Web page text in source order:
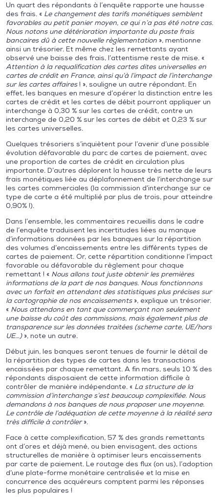
Un quart des répondants à l’enquête rapporte une hausse
des frais. « Le changement des tarifs monétiques semblent
favorables au petit panier moyen, ce qui n’a pas été notre cas.
Nous notons une détérioration importante du poste frais
bancaires dû à cette nouvelle règlementation », mentionne
ainsi un trésorier. Et même chez les remettants ayant
observé une baisse des frais, l’attentisme reste de mise. «
Attention à la requalification des cartes dites universelles en
cartes de crédit en France, ainsi qu’à l’impact de l’interchange
sur les cartes affaires! », souligne un autre répondant. En
effet, les banques en mesure d’opérer la distinction entre les
cartes de crédit et les cartes de débit pourront appliquer un
interchange à 0,30 % sur les cartes de crédit, contre un
interchange de 0,20 % sur les cartes de débit et 0,23 % sur
les cartes universelles.
Quelques trésoriers s’inquiètent pour l’avenir d’une possible
évolution défavorable du parc de cartes de paiement, avec
une proportion de cartes de crédit en circulation plus
importante. D’autres déplorent la hausse très nette de leurs
frais monétiques liée au déplafonnement de l’interchange sur
les cartes commerciales (la commission d’interchange sur ce
type de carte a été multiplié par plus de trois, pour atteindre
0,90% !).
Dans l’ensemble, les commentaires recueillis dans le cadre
de l’enquête traduisent les incertitudes liées au manque
d’informations données par les banques sur la répartition
des volumes d’encaissements entre les différents types de
cartes de paiement. Or, cette répartition conditionne l’impact
favorable ou défavorable du règlement pour chaque
remettant ! « Nous allons tout juste obtenir les premières
informations de la part de nos banques. Nous fonctionnons
avec un forfait en attendant des statistiques plus précises sur
la cartographie de nos encaissements», explique un trésorier.
« Nous attendons en tant que commerçant non seulement
une baisse du coût des commissions, mais également plus de
transparence sur les données traitées (scheme carte, UE/hors
UE…)», note un autre.
Début juin, les banques seront tenues de fournir le détail de
la répartition des types de cartes dans les transactions
encaissées par chaque remettant. A fin mars, seuls 10 % des
répondants disposaient de cette information difficile à
contrôler de manière indépendante. « La structure de la
commission d’interchange s’est beaucoup complexifiée. Nous
demandons à nos banques de nous proposer une moyenne.
Le contrôle de l’adéquation de cette moyenne à la réalité sera
très difficile à contrôler».
Face à cette complexification, 57 % des grands remettants
ont d’ores et déjà mené, ou bien envisagent, des actions
structurelles de manière à optimiser leurs encaissements
par carte de paiement. Le routage des flux (on us), l’adoption
d’une plate-forme monétaire centralisée et la mise en
concurrence des acquéreurs comptent parmi les réponses
les plus populaires !